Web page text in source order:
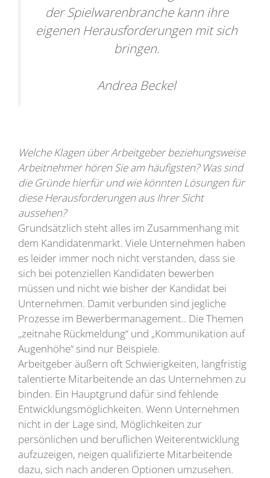
der Spielwarenbranche kann ihre
eigenen Herausforderungen mit sich
bringen.
Andrea Beckel
Welche Klagen über Arbeitgeber beziehungsweise
Arbeitnehmer hören Sie am häufigsten? Was sind
die Gründe hierfür und wie könnten Lösungen für
diese Herausforderungen aus Ihrer Sicht
aussehen?
Grundsätzlich steht alles im Zusammenhang mit
dem Kandidatenmarkt. Viele Unternehmen haben
es leider immer noch nicht verstanden, dass sie
sich bei potenziellen Kandidaten bewerben
müssen und nicht wie bisher der Kandidat bei
Unternehmen. Damit verbunden sind jegliche
Prozesse im Bewerbermanagement.. Die Themen
„zeitnahe Rückmeldung“ und „Kommunikation auf
Augenhöhe“ sind nur Beispiele.
Arbeitgeber äußern oft Schwierigkeiten, langfristig
talentierte Mitarbeitende an das Unternehmen zu
binden. Ein Hauptgrund dafür sind fehlende
Entwicklungsmöglichkeiten. Wenn Unternehmen
nicht in der Lage sind, Möglichkeiten zur
persönlichen und beruflichen Weiterentwicklung
aufzuzeigen, neigen qualifizierte Mitarbeitende
dazu, sich nach anderen Optionen umzusehen.